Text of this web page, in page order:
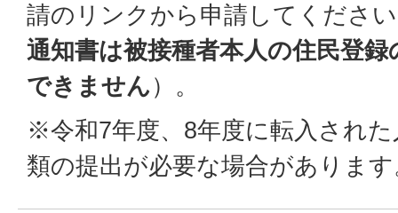
請のリンクから申請してくださ
通知書は被接種者本人の住民登
できません）。
※令和7年度、8年度に転入された
類の提出が必要な場合がありま